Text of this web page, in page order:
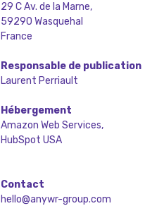
29 C Av. de la Marne,
59290 Wasquehal
France
Responsable de publication
Laurent Perriault
Hébergement
Amazon Web Services,
HubSpot USA
Contact
hello@anywr-group.com